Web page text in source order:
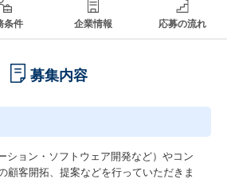
条件 企業情報 応募の流れ
募集内容
ション・ソフトウェア開発など）やコン
顧客開拓、提案などを行っていただきま